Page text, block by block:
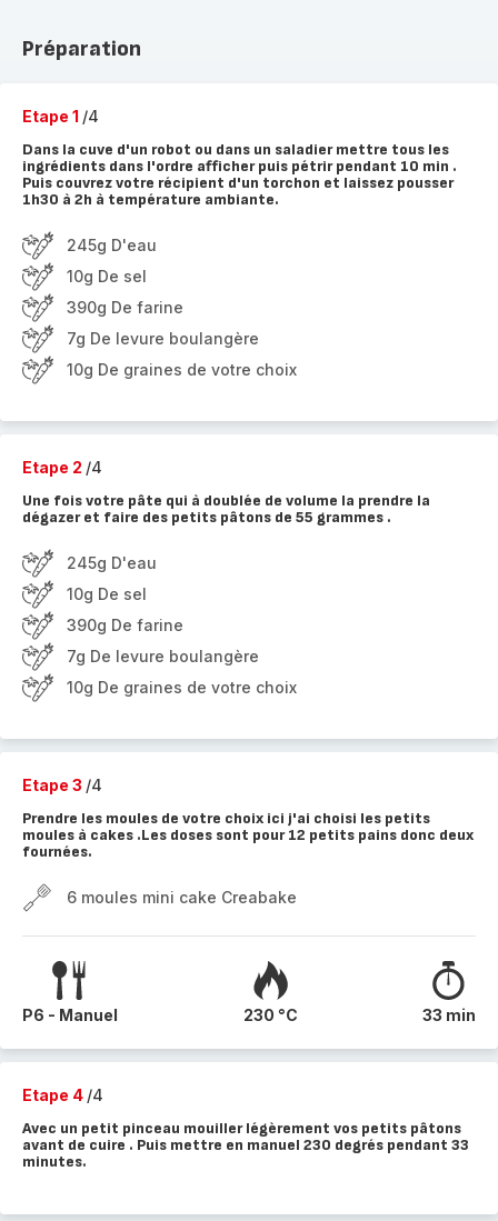
Préparation
Etape 1 /4
Dans la cuve d'un robot ou dans un saladier mettre tous les
ingrédients dans l'ordre afficher puis pétrir pendant 10 min .
Puis couvrez votre récipient d'un torchon et laissez pousser
1h30 à 2h à température ambiante.
245g D'eau
10g De sel
390g De farine
7g De levure boulangère
10g De graines de votre choix
Etape 2 /4
Une fois votre pâte qui à doublée de volume la prendre la
dégazer et faire des petits pâtons de 55 grammes .
245g D'eau
10g De sel
390g De farine
7g De levure boulangère
10g De graines de votre choix
Etape 3 /4
Prendre les moules de votre choix ici j'ai choisi les petits
moules à cakes .Les doses sont pour 12 petits pains donc deux
fournées.
6 moules mini cake Creabake
P6 - Manuel 230 °C 33 min
Etape 4 /4
Avec un petit pinceau mouiller légèrement vos petits pâtons
avant de cuire . Puis mettre en manuel 230 degrés pendant 33
minutes.